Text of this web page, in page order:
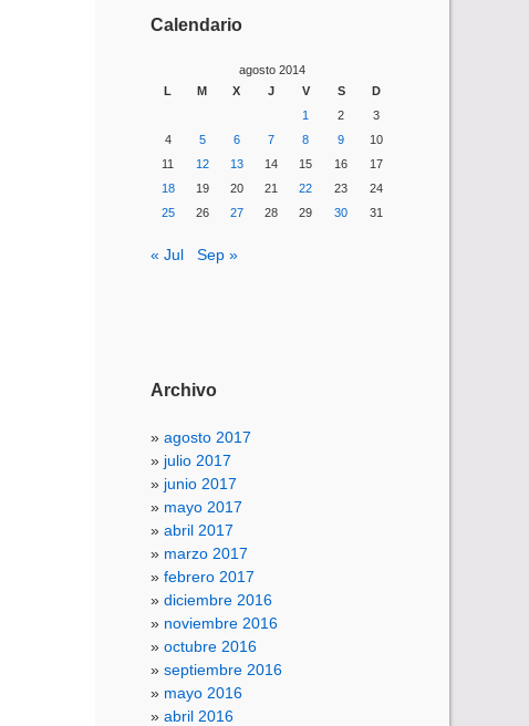
Calendario
agosto 2014
L
M X J V S
D
1
2
3
4
5 6 7 8 9
10
11
12 13 14 15 16
17
18
19 20 21 22 23
24
25
26 27 28 29 30 31
« Jul Sep »
Archivo
agosto 2017
julio 2017
junio 2017
mayo 2017
abril 2017
marzo 2017
febrero 2017
diciembre 2016
noviembre 2016
octubre 2016
septiembre 2016
mayo 2016
abril 2016